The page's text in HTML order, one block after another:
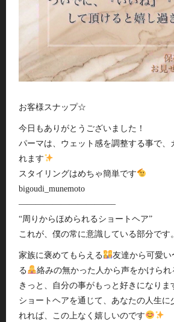
お客様スナップ☆
今日もありがとうございました！
パーマは、ウェット感を調整する事で、
れます
スタイリングはめちゃ簡単です
bigoudi_munemoto
———————————–
“周りからほめられるショートヘア”
これが、僕の常に意識している部分です。
家族に褒めてもらえる
友達から可愛い
る
絡みの無かった人から声をかけられ
きっと、自分の事がもっと好きになりま
ショートヘアを通じて、あなたの人生に
れれば、この上なく嬉しいのです